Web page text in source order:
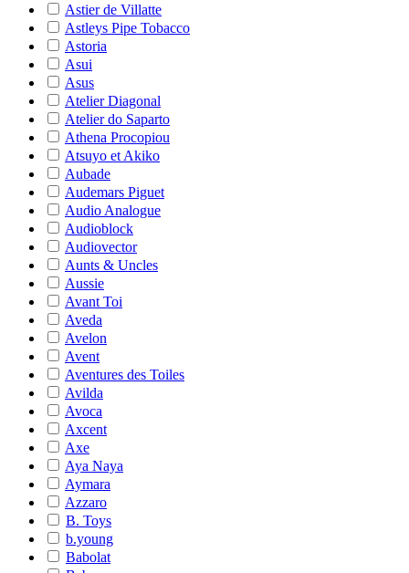
Astier de Villatte
Astleys Pipe Tobacco
Astoria
Asui
Asus
Atelier Diagonal
Atelier do Saparto
Athena Procopiou
Atsuyo et Akiko
Aubade
Audemars Piguet
Audio Analogue
Audioblock
Audiovector
Aunts & Uncles
Aussie
Avant Toi
Aveda
Avelon
Avent
Aventures des Toiles
Avilda
Avoca
Axcent
Axe
Aya Naya
Aymara
Azzaro
B. Toys
b.young
Babolat